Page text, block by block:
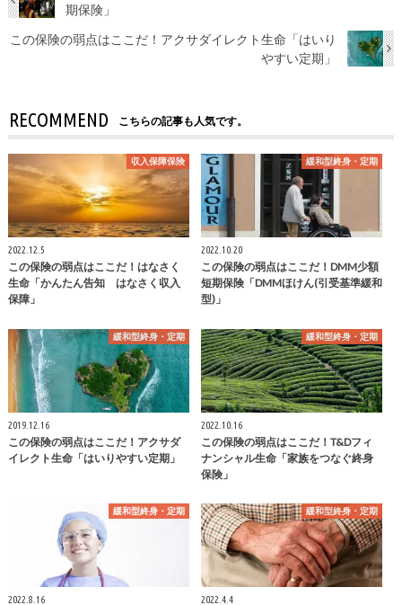
期保険」
この保険の弱点はここだ！アクサダイレクト生命「はいり
やすい定期」
RECOMMEND こちらの記事も人気です。
収入保障保険
2022.12.5
この保険の弱点はここだ！はなさく
生命「かんたん告知 はなさく収入
保障」
緩和型終身・定期
2022.10.20
この保険の弱点はここだ！DMM少額
短期保険「DMMほけん(引受基準緩和
型)」
緩和型終身・定期
2019.12.16
この保険の弱点はここだ！アクサダ
イレクト生命「はいりやすい定期」
緩和型終身・定期
2022.10.16
この保険の弱点はここだ！T&Dフィ
ナンシャル生命「家族をつなぐ終身
保険」
緩和型終身・定期
2022.8.16
緩和型終身・定期
2022.4.4